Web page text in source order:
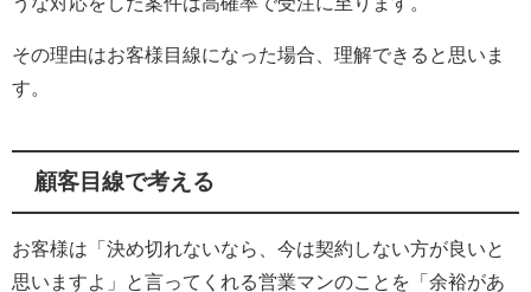
その理由はお客様目線になった場合、理解できると思いま
す。
顧客目線で考える
お客様は「決め切れないなら、今は契約しない方が良いと
思いますよ」と言ってくれる営業マンのことを「余裕があ